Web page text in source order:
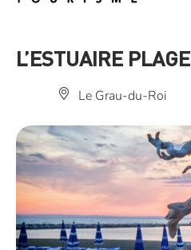
L’ESTUAIRE PLAGE
Le Grau-du-Roi